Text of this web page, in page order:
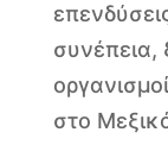
συνέπεια,
στο